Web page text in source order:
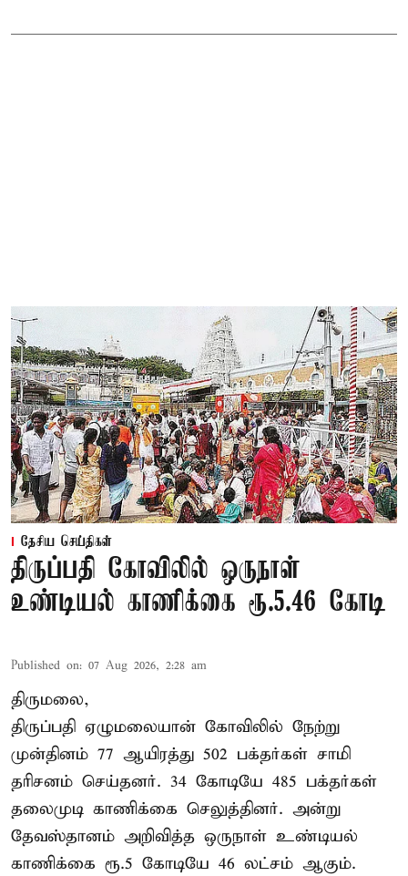
தேசிய செய்திகள்
திருப்பதி கோவிலில் ஒருநாள்
உண்டியல் காணிக்கை ரூ.5.46 கோடி
Published on: 07 Aug 2026, 2:28 am
திருமலை,
திருப்பதி ஏழுமலையான் கோவிலில் நேற்று
முன்தினம் 77 ஆயிரத்து 502 பக்தர்கள் சாமி
தரிசனம் செய்தனர். 34 கோடியே 485 பக்தர்கள்
தலைமுடி காணிக்கை செலுத்தினர். அன்று
தேவஸ்தானம் அறிவித்த ஒருநாள் உண்டியல்
காணிக்கை ரூ.5 கோடியே 46 லட்சம் ஆகும்.